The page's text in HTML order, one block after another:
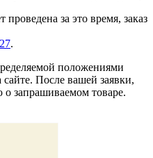
за это время, заказ
.
положениями
После вашей заявки,
запрашиваемом товаре.